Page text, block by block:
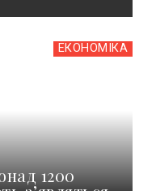
ЕКОНОМІКА
1200